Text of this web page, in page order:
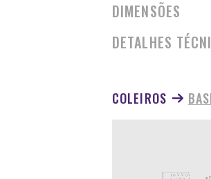
DIMENSÕES
DETALHES
COLEIROS